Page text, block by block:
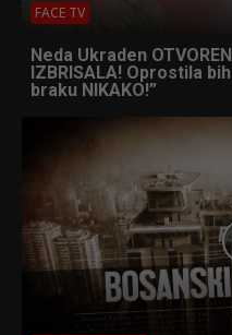
FACE TV
Neda Ukraden
IZBRISALA! Oprostila
braku NIKAKO!”